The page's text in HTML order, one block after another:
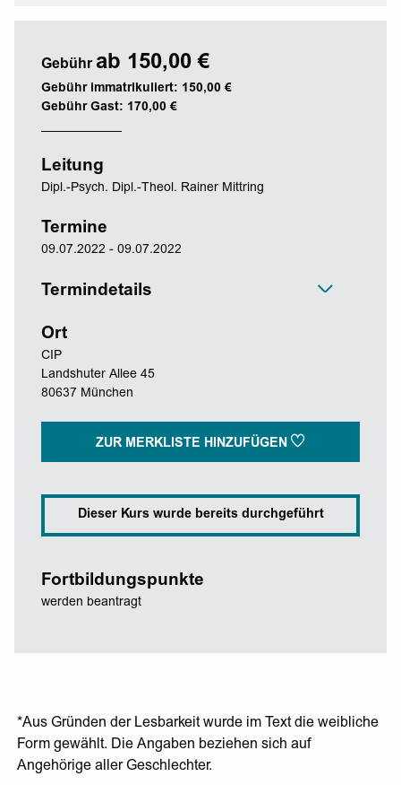
Gebühr ab 150,00 €
Gebühr immatrikuliert: 150,00 €
Gebühr Gast: 170,00 €
Leitung
Dipl.-Psych. Dipl.-Theol. Rainer Mittring
Termine
09.07.2022 - 09.07.2022
Termindetails
Ort
CIP
Landshuter Allee 45
80637 München
ZUR MERKLISTE HINZUFÜGEN
Dieser Kurs wurde bereits durchgeführt
Fortbildungspunkte
werden beantragt
*Aus Gründen der Lesbarkeit wurde im Text die weibliche
Form gewählt. Die Angaben beziehen sich auf
Angehörige aller Geschlechter.